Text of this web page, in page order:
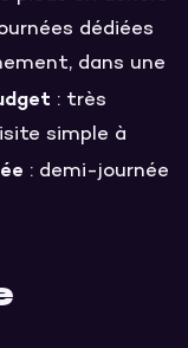
dédiées
dans une
: très
simple à
: demi-journée